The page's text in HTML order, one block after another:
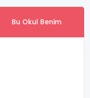
Bu Okul Benim